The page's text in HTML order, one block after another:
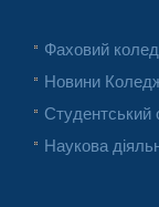
Фаховий
Новини
Студентський
Наукова